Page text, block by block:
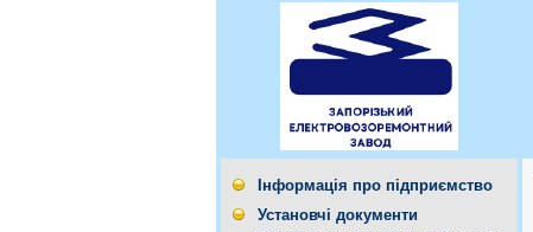
Інформація про підприємство
Установчі документи